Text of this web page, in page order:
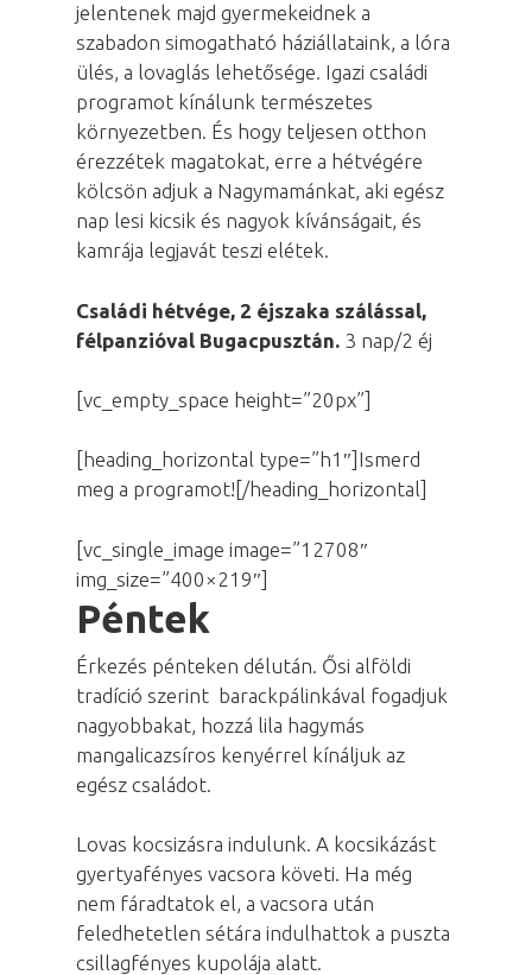
jelentenek majd gyermekeidnek a
szabadon simogatható háziállataink, a lóra
ülés, a lovaglás lehetősége. Igazi családi
programot kínálunk természetes
környezetben. És hogy teljesen otthon
érezzétek magatokat, erre a hétvégére
kölcsön adjuk a Nagymamánkat, aki egész
nap lesi kicsik és nagyok kívánságait, és
kamrája legjavát teszi elétek.
Családi hétvége, 2 éjszaka szálással,
félpanzióval Bugacpusztán. 3 nap/2 éj
[vc_empty_space height=”20px”]
[heading_horizontal type=”h1″]Ismerd
meg a programot![/heading_horizontal]
[vc_single_image image=”12708″
img_size=”400×219″]
Péntek
Érkezés pénteken délután. Ősi alföldi
tradíció szerint barackpálinkával fogadjuk
nagyobbakat, hozzá lila hagymás
mangalicazsíros kenyérrel kínáljuk az
egész családot.
Lovas kocsizásra indulunk. A kocsikázást
gyertyafényes vacsora követi. Ha még
nem fáradtatok el, a vacsora után
feledhetetlen sétára indulhattok a puszta
csillagfényes kupolája alatt.